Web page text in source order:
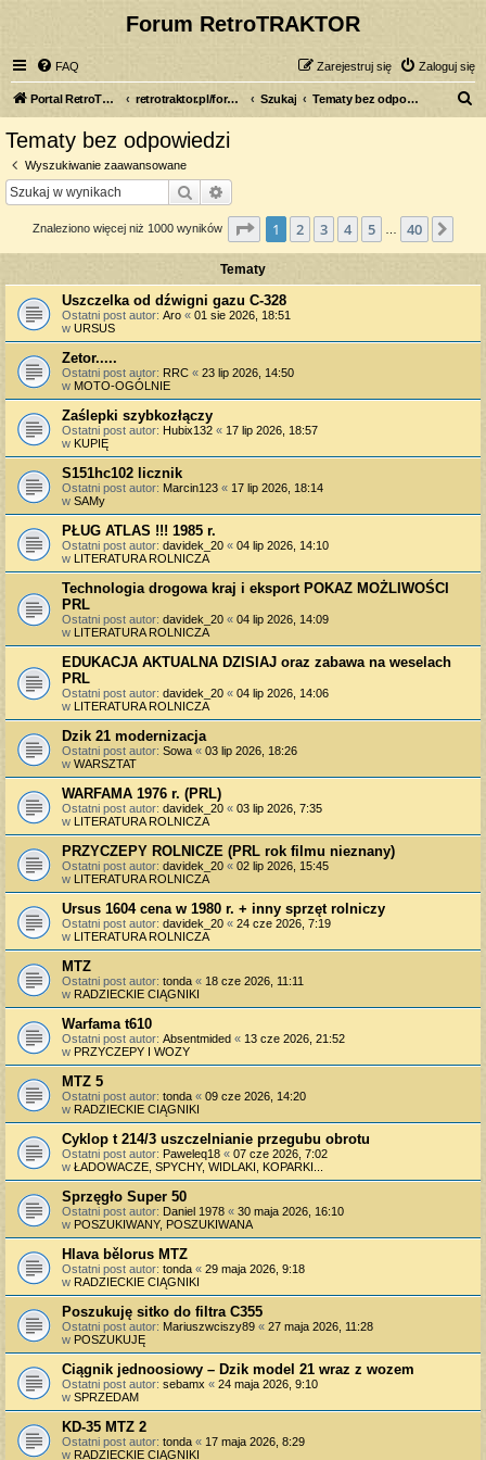
Forum RetroTRAKTOR
FAQ Zaloguj się
Zarejestruj się
Portal RetroTRAKTOR.pl retrotraktor.pl/forum Szukaj Tematy bez odpowiedzi
Tematy bez odpowiedzi
Wyszukiwanie zaawansowane
Szukaj
Znaleziono więcej niż 1000 wyników Strona z40
1 2 3 4 5 40
Tematy
Uszczelka od dźwigni gazu C-328
Ostatni post autor: Aro « 01 sie 2026, 18:51
w URSUS
Zetor.....
Ostatni post autor: RRC « 23 lip 2026, 14:50
w MOTO-OGÓLNIE
Zaślepki szybkozłączy
Ostatni post autor: Hubix132 « 17 lip 2026, 18:57
w KUPIĘ
S151hc102 licznik
Ostatni post autor: Marcin123 « 17 lip 2026, 18:14
w SAMy
PŁUG ATLAS !!! 1985 r.
Ostatni post autor: davidek_20 « 04 lip 2026, 14:10
w LITERATURA ROLNICZA
Technologia drogowa kraj i eksport POKAZ MOŻLIWOŚCI
PRL
Ostatni post autor: davidek_20 « 04 lip 2026, 14:09
w LITERATURA ROLNICZA
EDUKACJA AKTUALNA DZISIAJ oraz zabawa na weselach
PRL
Ostatni post autor: davidek_20 « 04 lip 2026, 14:06
w LITERATURA ROLNICZA
Dzik 21 modernizacja
Ostatni post autor: Sowa « 03 lip 2026, 18:26
w WARSZTAT
WARFAMA 1976 r. (PRL)
Ostatni post autor: davidek_20 « 03 lip 2026, 7:35
w LITERATURA ROLNICZA
PRZYCZEPY ROLNICZE (PRL rok filmu nieznany)
Ostatni post autor: davidek_20 « 02 lip 2026, 15:45
w LITERATURA ROLNICZA
Ursus 1604 cena w 1980 r. + inny sprzęt rolniczy
Ostatni post autor: davidek_20 « 24 cze 2026, 7:19
w LITERATURA ROLNICZA
MTZ
Ostatni post autor: tonda « 18 cze 2026, 11:11
w RADZIECKIE CIĄGNIKI
Warfama t610
Ostatni post autor: Absentmided « 13 cze 2026, 21:52
w PRZYCZEPY I WOZY
MTZ 5
Ostatni post autor: tonda « 09 cze 2026, 14:20
w RADZIECKIE CIĄGNIKI
Cyklop t 214/3 uszczelnianie przegubu obrotu
Ostatni post autor: Paweleq18 « 07 cze 2026, 7:02
w ŁADOWACZE, SPYCHY, WIDLAKI, KOPARKI...
Sprzęgło Super 50
Ostatni post autor: Daniel 1978 « 30 maja 2026, 16:10
w POSZUKIWANY, POSZUKIWANA
Hlava bělorus MTZ
Ostatni post autor: tonda « 29 maja 2026, 9:18
w RADZIECKIE CIĄGNIKI
Poszukuję sitko do filtra C355
Ostatni post autor: Mariuszwciszy89 « 27 maja 2026, 11:28
w POSZUKUJĘ
Ciągnik jednoosiowy – Dzik model 21 wraz z wozem
Ostatni post autor: sebamx « 24 maja 2026, 9:10
w SPRZEDAM
KD-35 MTZ 2
Ostatni post autor: tonda « 17 maja 2026, 8:29
w RADZIECKIE CIĄGNIKI